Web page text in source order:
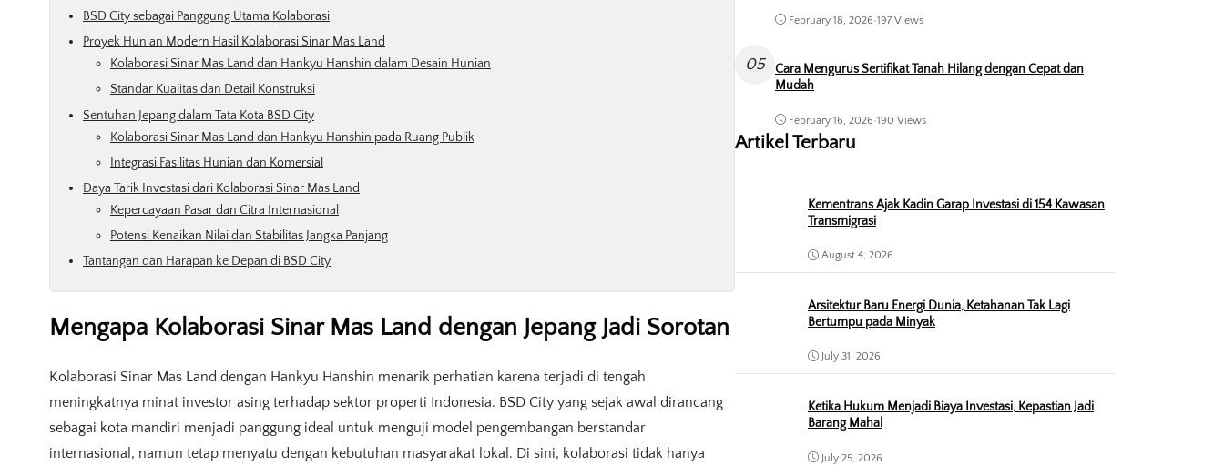
BSD City sebagai Panggung Utama Kolaborasi
Proyek Hunian Modern Hasil Kolaborasi Sinar Mas Land
Kolaborasi Sinar Mas Land dan Hankyu Hanshin dalam Desain Hunian
Standar Kualitas dan Detail Konstruksi
Sentuhan Jepang dalam Tata Kota BSD City
Kolaborasi Sinar Mas Land dan Hankyu Hanshin pada Ruang Publik
Integrasi Fasilitas Hunian dan Komersial
Daya Tarik Investasi dari Kolaborasi Sinar Mas Land
Kepercayaan Pasar dan Citra Internasional
Potensi Kenaikan Nilai dan Stabilitas Jangka Panjang
Tantangan dan Harapan ke Depan di BSD City
Mengapa Kolaborasi Sinar Mas Land dengan Jepang Jadi Sorotan
Kolaborasi Sinar Mas Land dengan Hankyu Hanshin menarik perhatian karena terjadi di tengah
meningkatnya minat investor asing terhadap sektor properti Indonesia. BSD City yang sejak awal dirancang
sebagai kota mandiri menjadi panggung ideal untuk menguji model pengembangan berstandar
internasional, namun tetap menyatu dengan kebutuhan masyarakat lokal. Di sini, kolaborasi tidak hanya
February 18, 2026•197 Views
05
Cara Mengurus Sertifikat Tanah Hilang dengan Cepat dan
Mudah
February 16, 2026•190 Views
Artikel Terbaru
Kementrans Ajak Kadin Garap Investasi di 154 Kawasan
Transmigrasi
August 4, 2026
Arsitektur Baru Energi Dunia, Ketahanan Tak Lagi
Bertumpu pada Minyak
July 31, 2026
Ketika Hukum Menjadi Biaya Investasi, Kepastian Jadi
Barang Mahal
July 25, 2026